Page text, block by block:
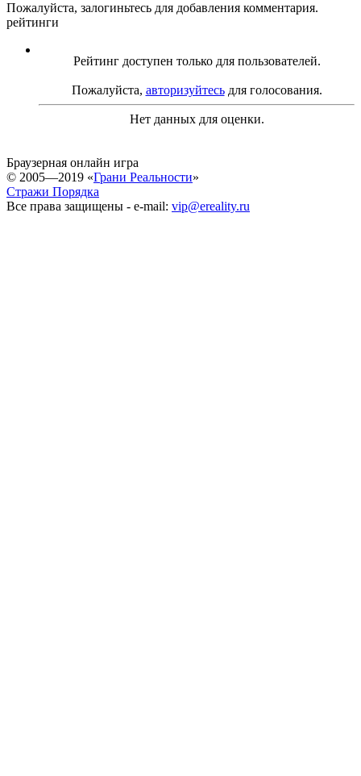
Пожалуйста, залогиньтесь для добавления комментария.
рейтинги
Рейтинг доступен только для пользователей.
Пожалуйста, авторизуйтесьдля голосования.
Нет данных для оценки.
Браузерная онлайн игра
© 2005—2019 «Грани Реальности»
Стражи Порядка
Все права защищены - e-mail: vip@ereality.ru